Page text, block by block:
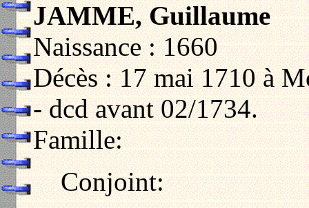
JAMME, Guillaume
Naissance : 1660
Décès : 17 mai 1710 à
- dcd avant 02/1734.
Famille:
Conjoint: